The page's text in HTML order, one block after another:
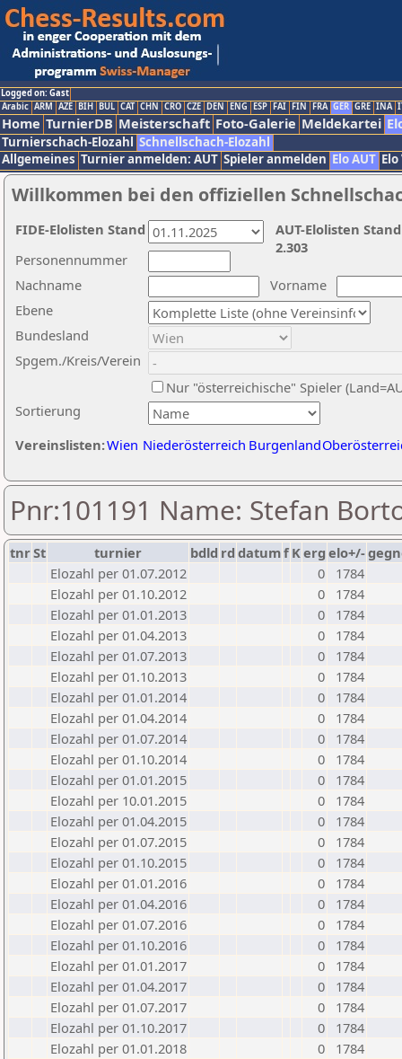
Logged on: Gast
Arabic ARM AZE BIH BUL CAT CHN CRO CZE DEN ENG ESP FAI FIN FRA GER GRE INA
Home TurnierDB Meisterschaft Foto-Galerie Meldekartei
Turnierschach-Elozahl Schnellschach-Elozahl
Allgemeines Turnier anmelden: AUT Spieler anmelden Elo AUT
Willkommen bei den offiziellen
Nachname
Vorname
Ebene
Sortierung
Personennummer
Bundesland
Spgem./Kreis/Verein
Nur "österreichische" Spieler
Vereinslisten:Wien Niederösterreich Burgenland
AUT-Elolisten
2.303
FIDE-Elolisten Stand
Pnr:101191 Name: Stefan
tnrSt turnier bdld rd datumf Kerg elo+/-
Elozahl per 01.07.2012
0
1784
Elozahl per 01.10.2012
0
1784
Elozahl per 01.01.2013
0
1784
Elozahl per 01.04.2013
0
1784
Elozahl per 01.07.2013
0
1784
Elozahl per 01.10.2013
0
1784
Elozahl per 01.01.2014
0
1784
Elozahl per 01.04.2014
0
1784
Elozahl per 01.07.2014
0
1784
Elozahl per 01.10.2014
0
1784
Elozahl per 01.01.2015
0
1784
Elozahl per 10.01.2015
0
1784
Elozahl per 01.04.2015
0
1784
Elozahl per 01.07.2015
0
1784
Elozahl per 01.10.2015
0
1784
Elozahl per 01.01.2016
0
1784
Elozahl per 01.04.2016
0
1784
Elozahl per 01.07.2016
0
1784
Elozahl per 01.10.2016
0
1784
Elozahl per 01.01.2017
0
1784
Elozahl per 01.04.2017
0
1784
Elozahl per 01.07.2017
0
1784
Elozahl per 01.10.2017
0
1784
Elozahl per 01.01.2018
0
1784